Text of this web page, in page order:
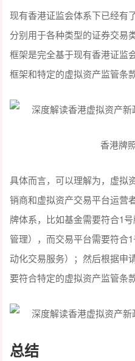
现有香港证监会体系下已经有
分别用于各种类型的证券交易
框架是完全基于现有香港证监
框架和特定的虚拟资产监管条
香港牌
具体而言，可以理解为，虚拟
销商和虚拟资产交易平台运营
牌体系，比如基金需要符合1
管理），而交易平台需要符合
动化交易服务）；然后根据申
要符合特定的虚拟资产监管条
总结